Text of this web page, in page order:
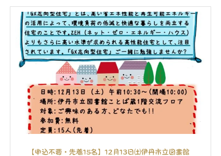
【申込不要・先着15名】12月13日㈯伊丹市立図書館